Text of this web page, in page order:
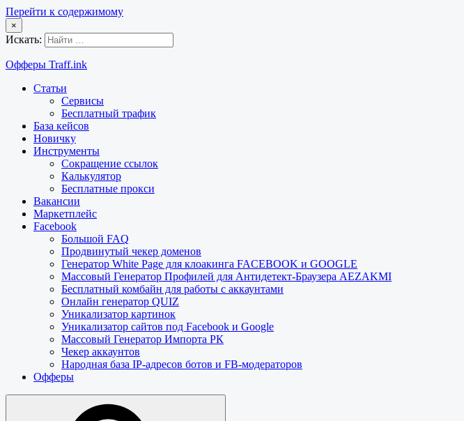
Перейти к содержимому
×
Искать:
Офферы Traff.ink
Статьи
Сервисы
Бесплатный трафик
База кейсов
Новичку
Инструменты
Сокращение ссылок
Калькулятор
Бесплатные прокси
Вакансии
Маркетплейс
Facebook
Большой FAQ
Продвинутый чекер доменов
Генератор White Page для клоакинга FACEBOOK и GOOGLE
Массовый Генератор Профилей для Антидетект-Браузера AEZAKMI
Бесплатный комбайн для работы с аккаунтами
Онлайн генератор QUIZ
Уникализатор картинок
Уникализатор сайтов под Facebook и Google
Массовый Генератор Импорта РК
Чекер аккаунтов
Народная база IP-адресов ботов и FB-модераторов
Офферы